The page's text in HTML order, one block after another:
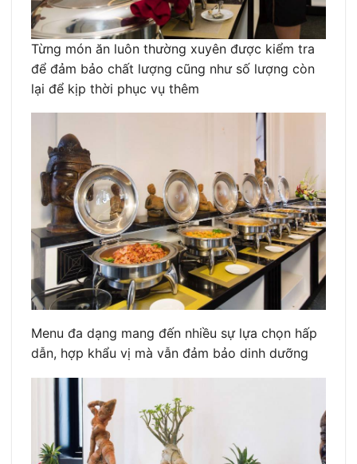
Từng món ăn luôn thường xuyên được kiểm tra
để đảm bảo chất lượng cũng như số lượng còn
lại để kịp thời phục vụ thêm
Menu đa dạng mang đến nhiều sự lựa chọn hấp
dẫn, hợp khẩu vị mà vẫn đảm bảo dinh dưỡng